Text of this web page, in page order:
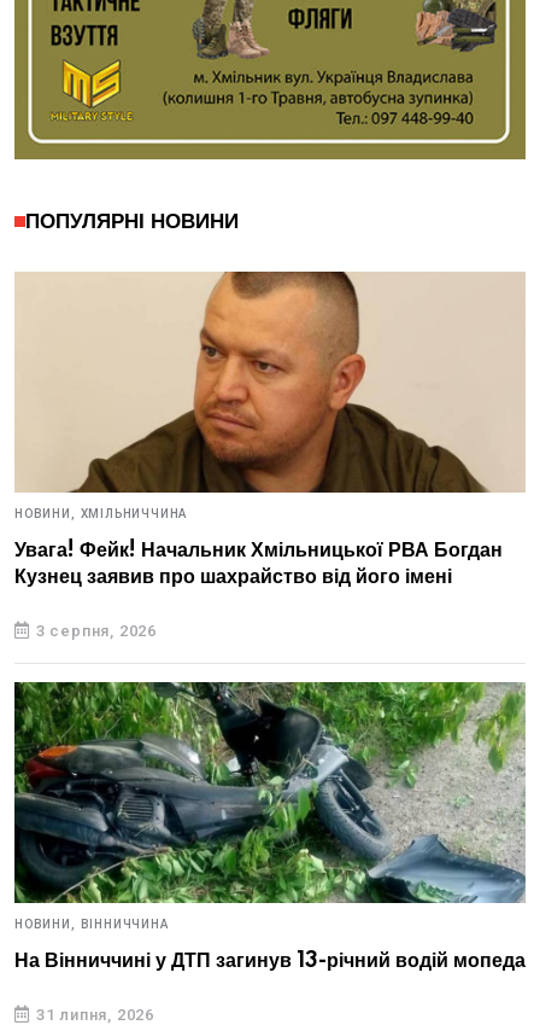
ПОПУЛЯРНІ НОВИНИ
НОВИНИ, ХМІЛЬНИЧЧИНА
Увага! Фейк! Начальник Хмільницької РВА Богдан
Кузнец заявив про шахрайство від його імені
3 серпня, 2026
НОВИНИ, ВІННИЧЧИНА
На Вінниччині у ДТП загинув 13-річний водій мопеда
31 липня, 2026